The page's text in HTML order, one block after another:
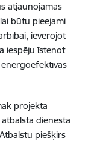
atjaunojamās
būtu pieejami
ievērojot
iespēju īstenot
projekta
dienesta
piešķirs